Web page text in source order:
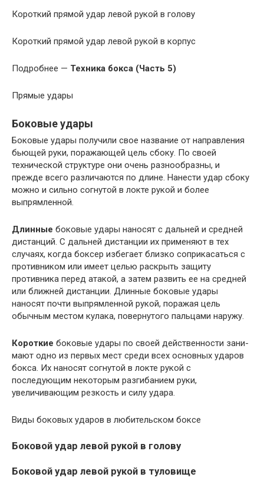
Короткий прямой удар левой рукой в голову
Короткий прямой удар левой рукой в корпус
Подробнее — Техника бокса (Часть 5)
Прямые удары
Боковые удары
Боковые удары получили свое название от направления
бьющей руки, поражающей цель сбоку. По своей
технической структуре они очень разнообразны, и
прежде всего различаются по длине. Нанести удар сбоку
можно и сильно согнутой в локте рукой и более
выпрямленной.
Длинные боковые удары наносят с дальней и средней
дистанций. С дальней дистанции их применяют в тех
случаях, когда боксер избегает близко соприкасаться с
противником или имеет целью раскрыть защиту
противника перед атакой, а за­тем развить ее на средней
или ближней дистанции. Длинные бо­ковые удары
наносят почти выпрямленной рукой, поражая цель
обычным местом кулака, повернутого пальцами наружу.
Короткие боковые удары по своей действенности зани­
мают одно из первых мест среди всех основных ударов
бокса. Их наносят согнутой в локте рукой с
последующим некоторым разгибанием руки,
увеличивающим резкость и силу удара.
Виды боковых ударов в любительском боксе
Боковой удар левой рукой в голову
Боковой удар левой рукой в туловище